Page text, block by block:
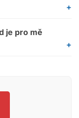
je pro mě